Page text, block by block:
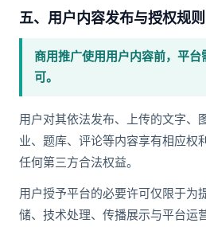
五、用户内容发布与授权规则
商用推广使用用户内容前，平
可。
用户对其依法发布、上传的文字、
业、题库、评论等内容享有相应权
任何第三方合法权益。
用户授予平台的必要许可仅限于为
储、技术处理、传播展示与平台运